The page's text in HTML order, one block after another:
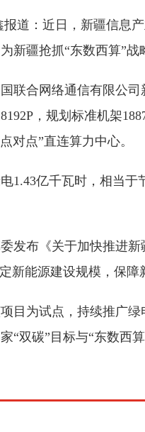
道：近日，新疆信息
新疆抢抓“东数西算”战
联合网络通信有限公
，规划标准机架
对点”直连算力中心。
1.43亿千瓦时，相当
发布《关于加快推进
新能源建设规模，保障
目为试点，持续推广
“双碳”目标与“东数西